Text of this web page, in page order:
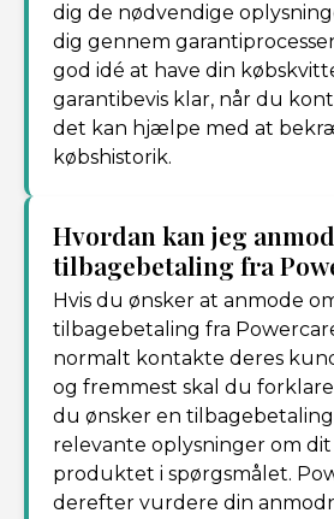
dig de nødvendige
dig gennem
god idé at have din
garantibevis klar, når du
det kan hjælpe med at
købshistorik.
Hvordan kan jeg
tilbagebetaling fra
Hvis du ønsker at anmode
tilbagebetaling fra
normalt kontakte deres
og fremmest skal du
du ønsker en
relevante oplysninger om
produktet i spørgsmålet.
derefter vurdere din